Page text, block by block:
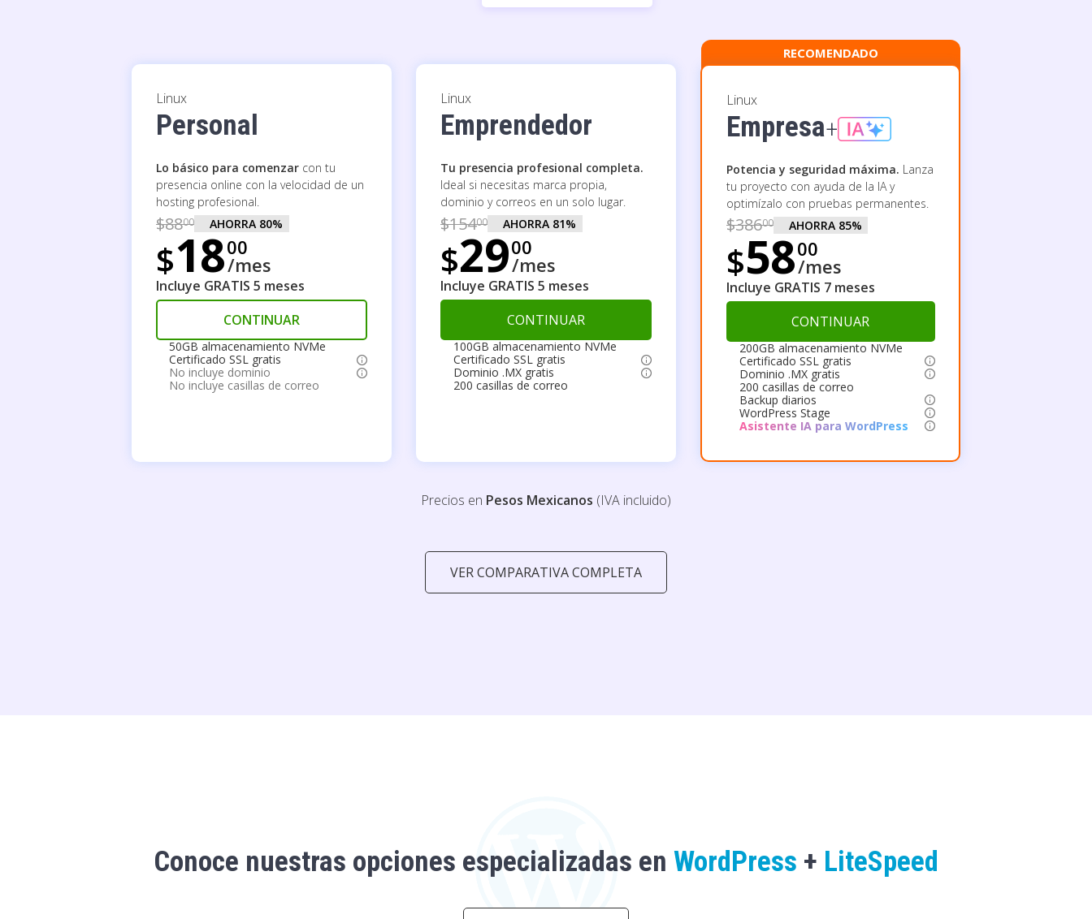
Linux
Personal
Lo básico para comenzar con tu
presencia online con la velocidad de un
hosting profesional.
$8800 AHORRA 80%
$1800
/mes
Incluye GRATIS 5 meses
CONTINUAR
50GB almacenamiento NVMe
Certificado SSL gratis
No incluye dominio
No incluye casillas de correo
Linux
Emprendedor
Tu presencia profesional completa.
Ideal si necesitas marca propia,
dominio y correos en un solo lugar.
$15400 AHORRA 81%
$2900
/mes
Incluye GRATIS 5 meses
CONTINUAR
100GB almacenamiento NVMe
Certificado SSL gratis
Dominio .MX gratis
200 casillas de correo
RECOMENDADO
Linux
Empresa+
Potencia y seguridad máxima. Lanza
tu proyecto con ayuda de la IA y
optimízalo con pruebas permanentes.
$38600 AHORRA 85%
$5800
/mes
Incluye GRATIS 7 meses
CONTINUAR
200GB almacenamiento NVMe
Certificado SSL gratis
Dominio .MX gratis
200 casillas de correo
Backup diarios
WordPress Stage
Asistente IA para WordPress
Precios en Pesos Mexicanos (IVA incluido)
VER COMPARATIVA COMPLETA
Conoce nuestras opciones especializadas en WordPress + LiteSpeed